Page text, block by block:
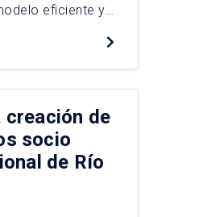
eficiente y
creación de
socio
de Río